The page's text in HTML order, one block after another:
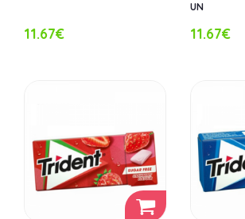
11.67€
UN
11.67€